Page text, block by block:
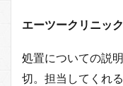
エーツークリニッ
処置についての説
切。担当してくれ